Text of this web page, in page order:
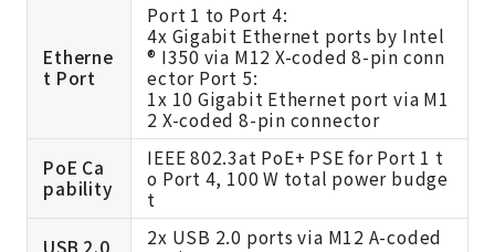
Etherne
t Port
Port 1 to Port 4:
4x Gigabit Ethernet ports by Intel
® I350 via M12 X-coded 8-pin conn
ector Port 5:
1x 10 Gigabit Ethernet port via M1
2 X-coded 8-pin connector
PoE Ca
pability
IEEE 802.3at PoE+ PSE for Port 1 t
o Port 4, 100 W total power budge
t
USB 2.0
2x USB 2.0 ports via M12 A-coded